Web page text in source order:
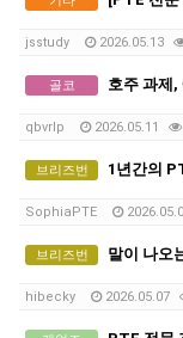
jsstudy 2026.05.13
골코 호주 과제, 에
qbvrlp 2026.05.11
브리즈번 1년간의
SophiaPTE
브리즈번 말이 나오
hibecky 2026.05.07